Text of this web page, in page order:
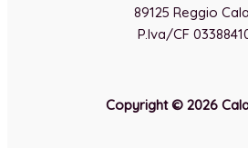
89125 Reggio
P.Iva/CF
Copyright © 2026